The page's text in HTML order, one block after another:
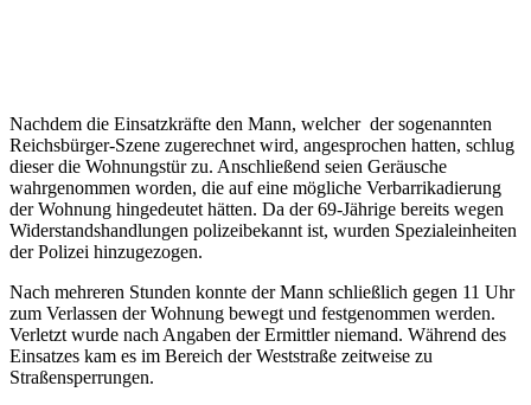
Nachdem die Einsatzkräfte den Mann, welcher der sogenannten
Reichsbürger-Szene zugerechnet wird, angesprochen hatten, schlug
dieser die Wohnungstür zu. Anschließend seien Geräusche
wahrgenommen worden, die auf eine mögliche Verbarrikadierung
der Wohnung hingedeutet hätten. Da der 69-Jährige bereits wegen
Widerstandshandlungen polizeibekannt ist, wurden Spezialeinheiten
der Polizei hinzugezogen.
Nach mehreren Stunden konnte der Mann schließlich gegen 11 Uhr
zum Verlassen der Wohnung bewegt und festgenommen werden.
Verletzt wurde nach Angaben der Ermittler niemand. Während des
Einsatzes kam es im Bereich der Weststraße zeitweise zu
Straßensperrungen.